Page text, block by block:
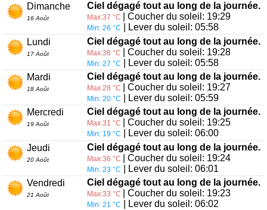
Dimanche
16 Août
Ciel dégagé tout au long de la journée.
Max:37 °C | Coucher du soleil: 19:29
Min: 26 °C
| Lever du soleil: 05:58
Lundi
17 Août
Ciel dégagé tout au long de la journée.
Max:38 °C | Coucher du soleil: 19:28
Min: 27 °C
| Lever du soleil: 05:58
Mardi
18 Août
Ciel dégagé tout au long de la journée.
Max:28 °C | Coucher du soleil: 19:27
Min: 20 °C
| Lever du soleil: 05:59
Mercredi
19 Août
Ciel dégagé tout au long de la journée.
Max:31 °C | Coucher du soleil: 19:25
Min: 19 °C
| Lever du soleil: 06:00
Jeudi
20 Août
Ciel dégagé tout au long de la journée.
Max:36 °C | Coucher du soleil: 19:24
Min: 23 °C
| Lever du soleil: 06:01
Vendredi
21 Août
Ciel dégagé tout au long de la journée.
Max:33 °C | Coucher du soleil: 19:23
Min: 21 °C
| Lever du soleil: 06:02